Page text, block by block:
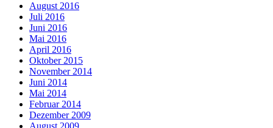
August 2016
Juli 2016
Juni 2016
Mai 2016
April 2016
Oktober 2015
November 2014
Juni 2014
Mai 2014
Februar 2014
Dezember 2009